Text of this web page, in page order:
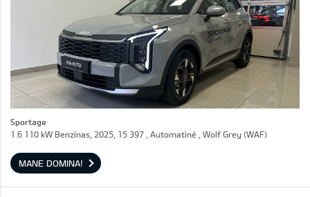
Sportage
1.6 110 kW Benzinas, 2025, 15 397 , Automatinė , Wolf Grey (WAF)
MANE DOMINA!